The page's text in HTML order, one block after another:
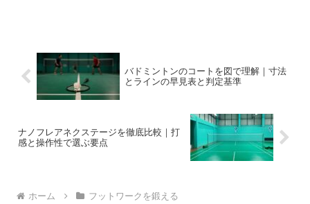
バドミントンのコートを図で理解｜寸法
とラインの早見表と判定基準
ナノフレアネクステージを徹底比較｜打
感と操作性で選ぶ要点
ホーム フットワークを鍛える